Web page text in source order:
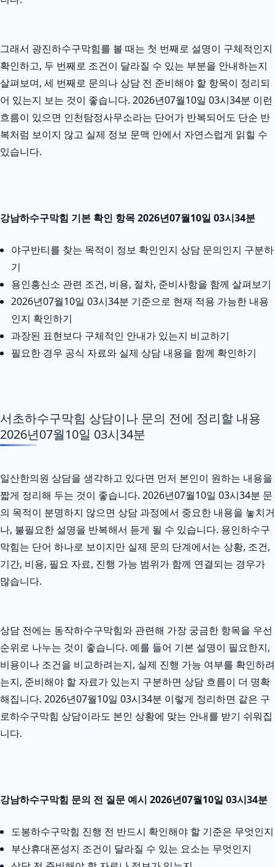
그래서 광진하수구막힘를 볼 때는 첫 번째로 설명이 구체적인지
확인하고, 두 번째로 조건이 달라질 수 있는 부분을 안내하는지
살펴보며, 세 번째로 문의나 상담 전 준비해야 할 항목이 정리되
어 있는지 보는 것이 좋습니다. 2026년07월10일 03시34분 이런
흐름이 있으면 인천탐정사무소라는 단어가 반복되어도 단순 반
복처럼 보이지 않고 실제 정보 문맥 안에서 자연스럽게 읽힐 수
있습니다.
강남하수구막힘 기본 확인 항목 2026년07월10일 03시34분
야구반티를 찾는 목적이 정보 확인인지 상담 문의인지 구분하
기
용인흥신소 관련 조건, 비용, 절차, 준비사항을 함께 살펴보기
2026년07월10일 03시34분 기준으로 현재 적용 가능한 내용
인지 확인하기
과장된 표현보다 구체적인 안내가 있는지 비교하기
필요한 경우 공식 자료와 실제 상담 내용을 함께 확인하기
서초하수구막힘 상담이나 문의 전에 정리할 내용
2026년07월10일 03시34분
일산한의원 상담을 생각하고 있다면 먼저 본인이 원하는 내용을
짧게 정리해 두는 것이 좋습니다. 2026년07월10일 03시34분 문
의 목적이 분명하지 않으면 상담 과정에서 중요한 내용을 놓치거
나, 불필요한 설명을 반복해서 듣게 될 수 있습니다. 용인하수구
막힘는 단어 하나로 보이지만 실제 문의 단계에서는 상황, 조건,
기간, 비용, 필요 자료, 진행 가능 범위가 함께 연결되는 경우가
많습니다.
상담 전에는 동작하수구막힘와 관련해 가장 궁금한 항목을 우선
순위로 나누는 것이 좋습니다. 예를 들어 기본 설명이 필요한지,
비용이나 조건을 비교하려는지, 실제 진행 가능 여부를 확인하려
는지, 준비해야 할 자료가 있는지 구분하면 상담 흐름이 더 명확
해집니다. 2026년07월10일 03시34분 이렇게 정리하면 같은 구
로하수구막힘 상담이라도 본인 상황에 맞는 안내를 받기 쉬워집
니다.
강남하수구막힘 문의 전 질문 예시 2026년07월10일 03시34분
도봉하수구막힘 진행 전 반드시 확인해야 할 기준은 무엇인지
부산휴대폰성지 조건이 달라질 수 있는 요소는 무엇인지